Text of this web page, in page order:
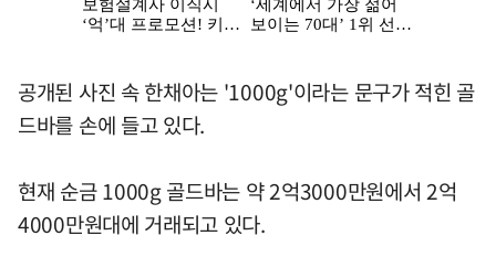
공개된 사진 속 한채아는 '1000g'이라는 문구가 적힌 골
드바를 손에 들고 있다.
현재 순금 1000g 골드바는 약 2억3000만원에서 2억
4000만원대에 거래되고 있다.